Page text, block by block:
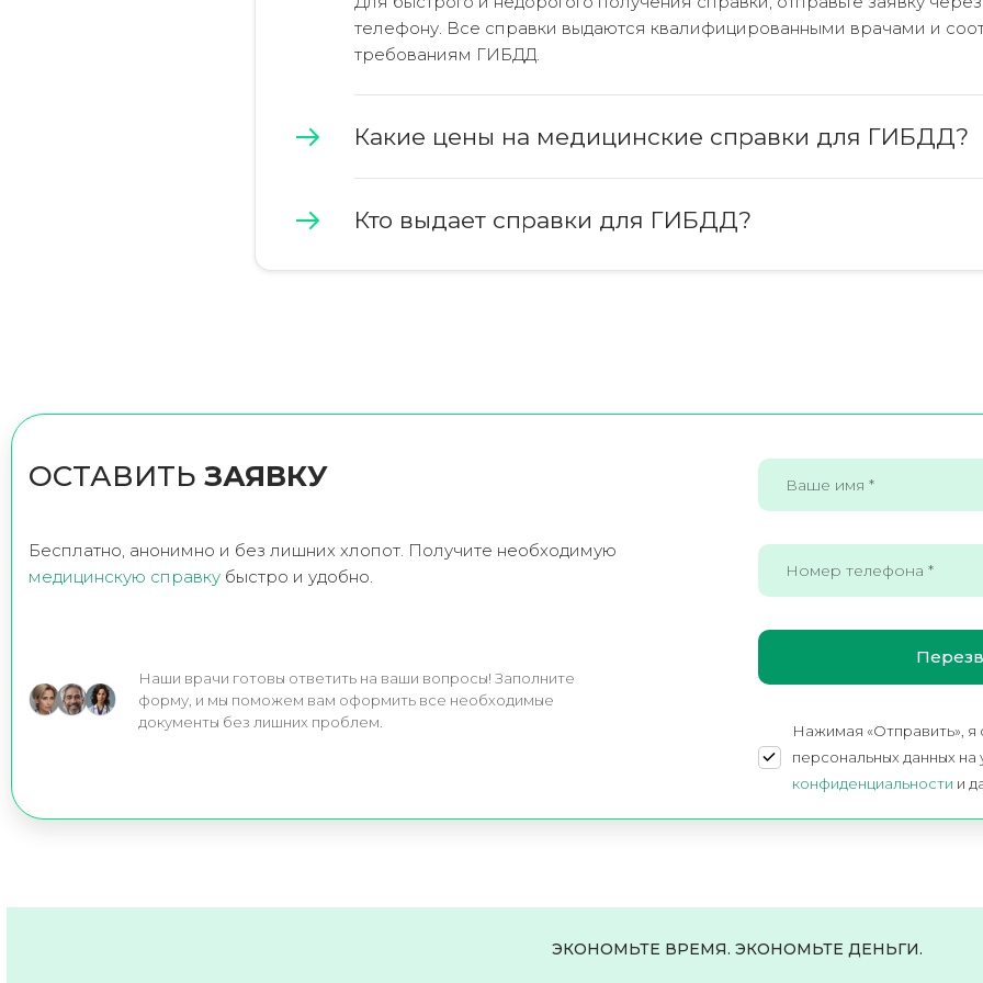
телефону. Все справки выдаются квалифицированными врачами и
требованиям ГИБДД.
Какие цены на медицинские справки для ГИБДД?
Кто выдает справки для ГИБДД?
ОСТАВИТЬ ЗАЯВКУ
Бесплатно, анонимно и без лишних хлопот. Получите необходимую
медицинскую справку быстро и удобно.
Наши врачи готовы ответить на ваши вопросы! Заполните
форму, и мы поможем вам оформить все необходимые
документы без лишних проблем.
Нажимая «Отправить»,
персональных данных на
конфиденциальности и
ЭКОНОМЬТЕ ВРЕМЯ. ЭКОНОМЬТЕ ДЕНЬГИ.